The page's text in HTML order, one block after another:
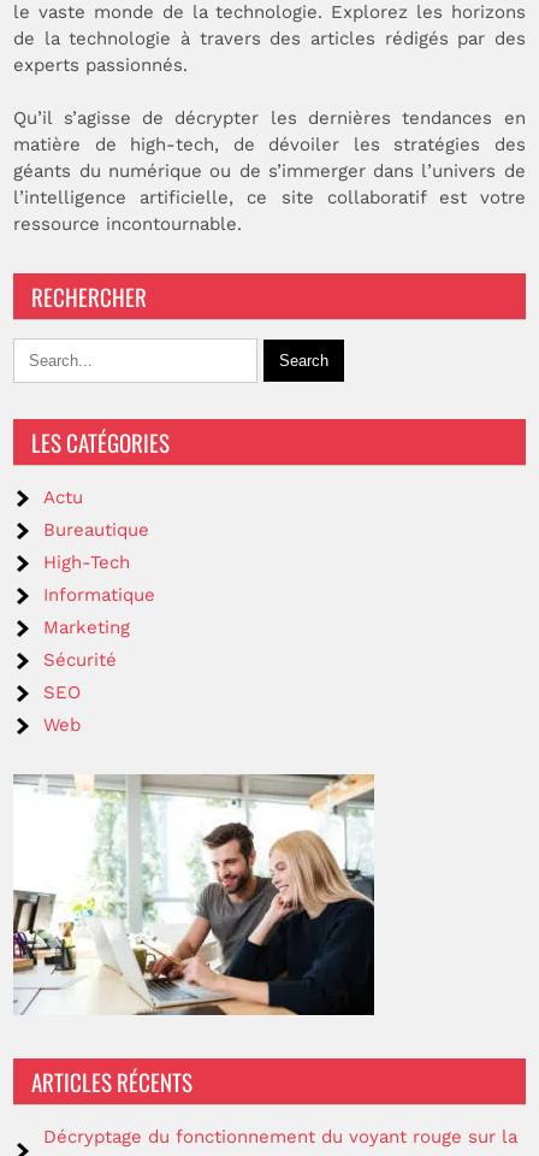
le vaste monde de la technologie. Explorez les horizons
de la technologie à travers des articles rédigés par des
experts passionnés.
Qu’il s’agisse de décrypter les dernières tendances en
matière de high-tech, de dévoiler les stratégies des
géants du numérique ou de s’immerger dans l’univers de
l’intelligence artificielle, ce site collaboratif est votre
ressource incontournable.
RECHERCHER
LES CATÉGORIES
Actu
Bureautique
High-Tech
Informatique
Marketing
Sécurité
SEO
Web
ARTICLES RÉCENTS
Décryptage du fonctionnement du voyant rouge sur la